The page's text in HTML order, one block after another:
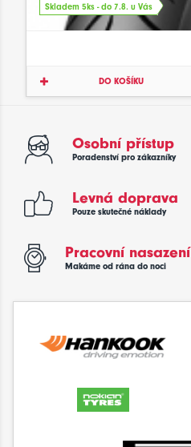
Skladem 5ks - do 7.8. u Vás
DO KOŠÍKU
Osobní přístup
Poradenství pro zákazníky
Levná doprava
Pouze skutečné náklady
Pracovní nasazení
Makáme od rána do noci